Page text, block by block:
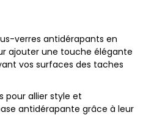
verres antidérapants en
ajouter une touche élégante
vos surfaces des taches
pour allier style et
antidérapante grâce à leur